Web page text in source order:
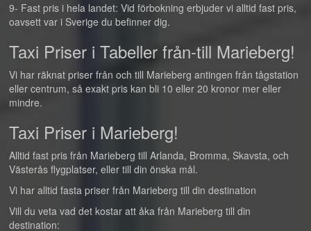
9- Fast pris i hela landet: Vid förbokning erbjuder vi alltid fast pris,
oavsett var i Sverige du befinner dig.
Taxi Priser i Tabeller från-till Marieberg!
Vi har räknat priser från och till Marieberg antingen från tågstation
eller centrum, så exakt pris kan bli 10 eller 20 kronor mer eller
mindre.
Taxi Priser i Marieberg!
Alltid fast pris från Marieberg till Arlanda, Bromma, Skavsta, och
Västerås flygplatser, eller till din önska mål.
Vi har alltid fasta priser från Marieberg till din destination
Vill du veta vad det kostar att åka från Marieberg till din
destination: